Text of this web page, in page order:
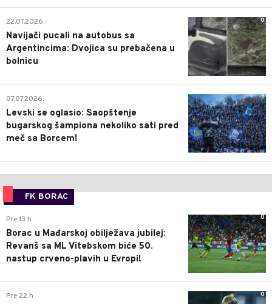
0
22.07.2026.
Navijači pucali na autobus sa
Argentincima: Dvojica su prebačena u
bolnicu
1
07.07.2026.
Levski se oglasio: Saopštenje
bugarskog šampiona nekoliko sati pred
meč sa Borcem!
FK BORAC
0
Pre 13 h
Borac u Mađarskoj obilježava jubilej:
Revanš sa ML Vitebskom biće 50.
nastup crveno-plavih u Evropi!
0
Pre 22 h